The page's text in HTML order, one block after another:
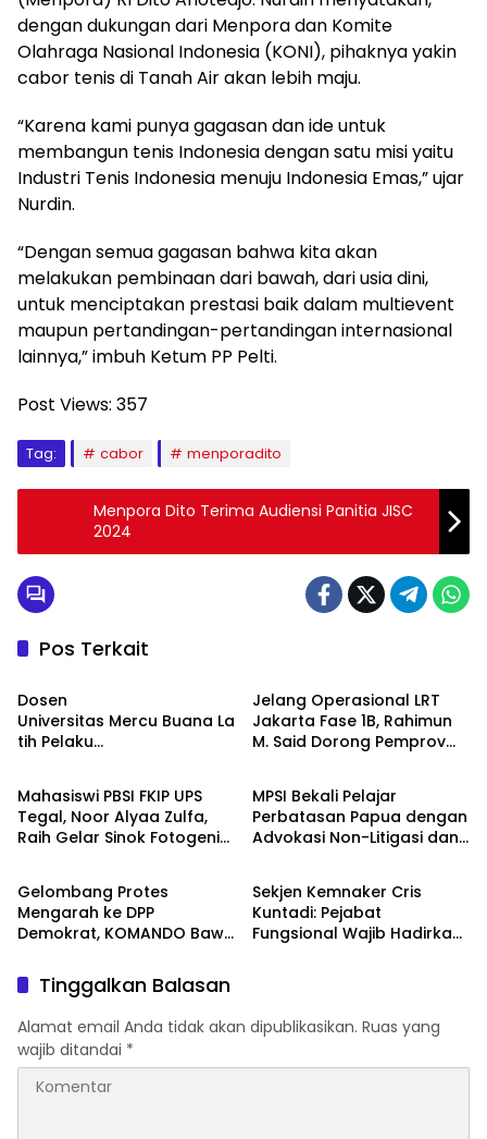
dengan dukungan dari Menpora dan Komite
Olahraga Nasional Indonesia (KONI), pihaknya yakin
cabor tenis di Tanah Air akan lebih maju.
“Karena kami punya gagasan dan ide untuk
membangun tenis Indonesia dengan satu misi yaitu
Industri Tenis Indonesia menuju Indonesia Emas,” ujar
Nurdin.
“Dengan semua gagasan bahwa kita akan
melakukan pembinaan dari bawah, dari usia dini,
untuk menciptakan prestasi baik dalam multievent
maupun pertandingan-pertandingan internasional
lainnya,” imbuh Ketum PP Pelti.
Post Views: 357
Tag: cabor menporadito
Menpora Dito Terima Audiensi Panitia JISC
2024
Pos Terkait
Berita
Dosen
Universitas Mercu Buana La
tih Pelaku
dan Pemasaran Digital
Jelang Operasional LRT
Jakarta Fase 1B, Rahimun
M. Said Dorong Pemprov
Initiative
Berita
Mahasiswi PBSI FKIP UPS
Tegal, Noor Alyaa Zulfa,
Raih Gelar Sinok Fotogenik
Berita
MPSI Bekali Pelajar
Perbatasan Papua dengan
Advokasi Non-Litigasi dan
Berita
Gelombang Protes
Mengarah ke DPP
Demokrat, KOMANDO Bawa
Dody Hanggodo
Berita
Sekjen Kemnaker Cris
Kuntadi: Pejabat
Fungsional Wajib Hadirkan
Tinggalkan Balasan
Alamat email Anda tidak akan dipublikasikan. Ruas yang
wajib ditandai *